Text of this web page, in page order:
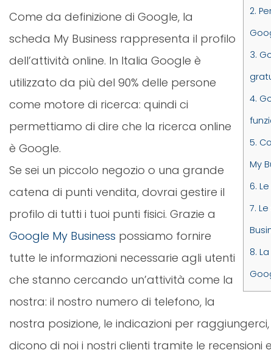
2.
3.
4.
5.
My
6.
7.
8.
Come da definizione di Google, la
scheda My Business rappresenta il profilo
dell’attività online. In Italia Google è
utilizzato da più del 90% delle persone
come motore di ricerca: quindi ci
permettiamo di dire che la ricerca online
è Google.
Se sei un piccolo negozio o una grande
catena di punti vendita, dovrai gestire il
profilo di tutti i tuoi punti fisici. Grazie a
Google My Business possiamo fornire
tutte le informazioni necessarie agli utenti
che stanno cercando un’attività come la
nostra: il nostro numero di telefono, la
nostra posizione, le indicazioni per
dicono di noi i nostri clienti tramite le recensioni